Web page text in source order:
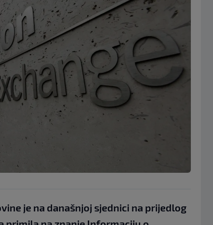
je na današnjoj sjednici na prijedlog